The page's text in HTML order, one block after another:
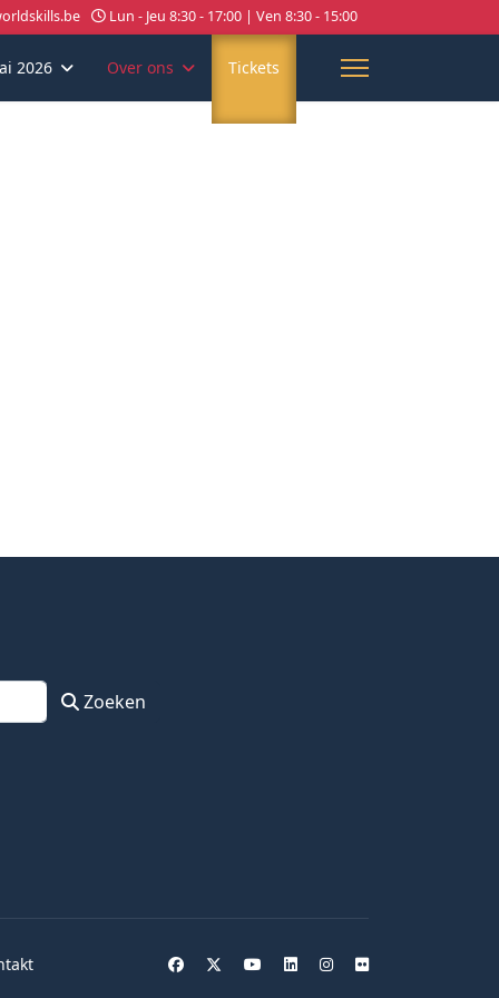
Lun - Jeu 8:30 - 17:00 | Ven 8:30 - 15:00
2026 Over ons Tickets
Zoeken